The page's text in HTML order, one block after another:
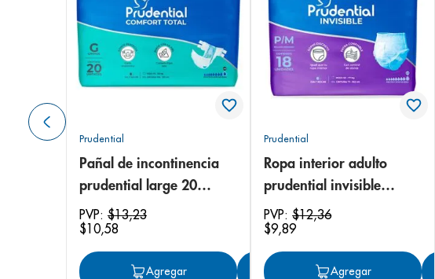
Prudential
Pañal de incontinencia
prudential large 20
unidades
PVP: $13,23
$10,58
Agregar Agregar
Prudential
Ropa interior adulto
prudential invisible
small/medium 18
unidades
PVP:$12,36
$9,89
Agregar